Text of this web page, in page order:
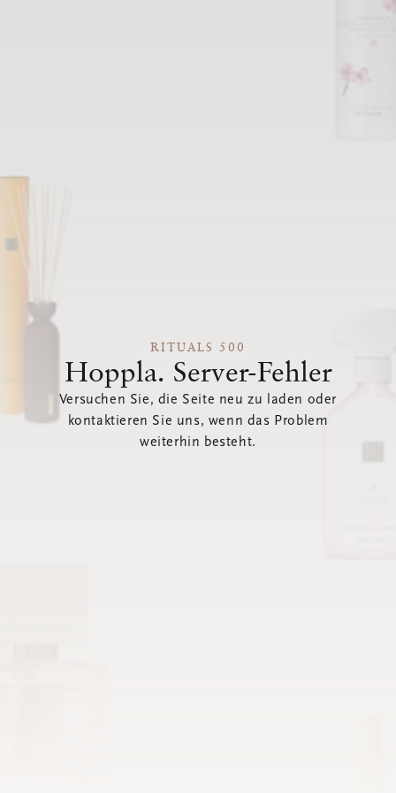
RITUALS 500
Hoppla. Server-Fehler
Versuchen Sie, die Seite neu zu laden oder
kontaktieren Sie uns, wenn das Problem
weiterhin besteht.